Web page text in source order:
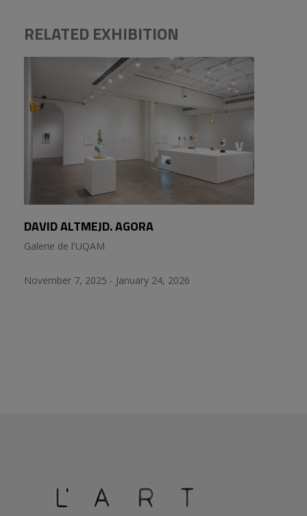
RELATED EXHIBITION
DAVID ALTMEJD. AGORA
Galerie de l'UQAM
November 7, 2025 - January 24, 2026